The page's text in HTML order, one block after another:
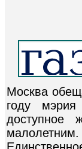
Москва
году